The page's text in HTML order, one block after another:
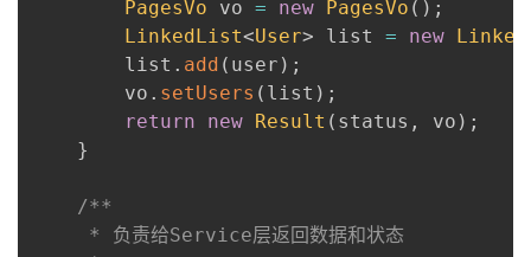
PagesVo vo = new PagesVo ( ) ;
LinkedList<User> list = new
        list
. add ( user ) ;
        vo
. setUsers ( list ) ;
return
new Result ( status , vo ) ;
}
/**
     * 负责给Service层返回数据和状态